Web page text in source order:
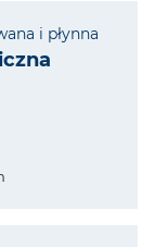
i płynna